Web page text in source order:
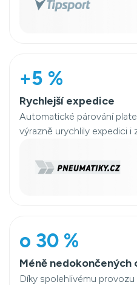
+5 %
Rychlejší expedice
Automatické párování
výrazně urychlily expedici i
o 30 %
Méně nedokončených
Díky spolehlivému